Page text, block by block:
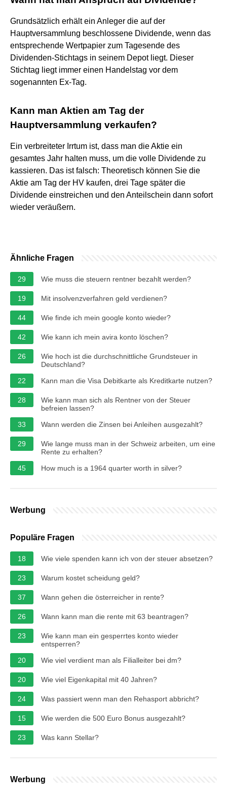
Grundsätzlich erhält ein Anleger die auf der
Hauptversammlung beschlossene Dividende, wenn das
entsprechende Wertpapier zum Tagesende des
Dividenden-Stichtags in seinem Depot liegt. Dieser
Stichtag liegt immer einen Handelstag vor dem
sogenannten Ex-Tag.
Kann man Aktien am Tag der
Hauptversammlung verkaufen?
Ein verbreiteter Irrtum ist, dass man die Aktie ein
gesamtes Jahr halten muss, um die volle Dividende zu
kassieren. Das ist falsch: Theoretisch können Sie die
Aktie am Tag der HV kaufen, drei Tage später die
Dividende einstreichen und den Anteilschein dann sofort
wieder veräußern.
Ähnliche Fragen
29 Wie muss die steuern rentner bezahlt werden?
19 Mit insolvenzverfahren geld verdienen?
44 Wie finde ich mein google konto wieder?
42 Wie kann ich mein avira konto löschen?
26
Wie hoch ist die durchschnittliche Grundsteuer in
Deutschland?
22
Kann man die Visa Debitkarte als Kreditkarte nutzen?
28
Wie kann man sich als Rentner von der Steuer
befreien lassen?
33
Wann werden die Zinsen bei Anleihen ausgezahlt?
29
Wie lange muss man in der Schweiz arbeiten, um eine
Rente zu erhalten?
45
How much is a 1964 quarter worth in silver?
Werbung
Populäre Fragen
18 Wie viele spenden kann ich von der steuer absetzen?
23 Warum kostet scheidung geld?
37 Wann gehen die österreicher in rente?
26 Wann kann man die rente mit 63 beantragen?
23
Wie kann man ein gesperrtes konto wieder
entsperren?
20
Wie viel verdient man als Filialleiter bei dm?
20 Wie viel Eigenkapital mit 40 Jahren?
24 Was passiert wenn man den Rehasport abbricht?
15 Wie werden die 500 Euro Bonus ausgezahlt?
23 Was kann Stellar?
Werbung